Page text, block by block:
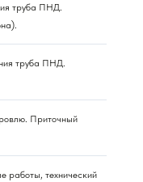
труба ПНД.
труба ПНД.
Приточный
работы, технический